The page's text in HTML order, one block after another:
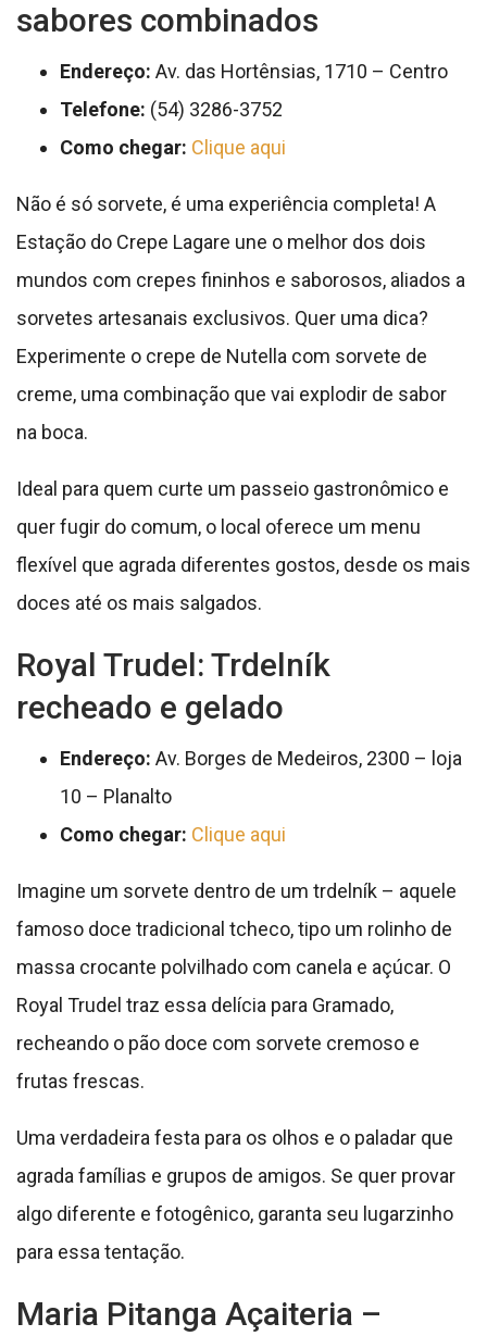
sabores combinados
Endereço: Av. das Hortênsias, 1710 – Centro
Telefone: (54) 3286-3752
Como chegar: Clique aqui
Não é só sorvete, é uma experiência completa! A
Estação do Crepe Lagare une o melhor dos dois
mundos com crepes fininhos e saborosos, aliados a
sorvetes artesanais exclusivos. Quer uma dica?
Experimente o crepe de Nutella com sorvete de
creme, uma combinação que vai explodir de sabor
na boca.
Ideal para quem curte um passeio gastronômico e
quer fugir do comum, o local oferece um menu
flexível que agrada diferentes gostos, desde os mais
doces até os mais salgados.
Royal Trudel: Trdelník
recheado e gelado
Endereço: Av. Borges de Medeiros, 2300 – loja
10 – Planalto
Como chegar: Clique aqui
Imagine um sorvete dentro de um trdelník – aquele
famoso doce tradicional tcheco, tipo um rolinho de
massa crocante polvilhado com canela e açúcar. O
Royal Trudel traz essa delícia para Gramado,
recheando o pão doce com sorvete cremoso e
frutas frescas.
Uma verdadeira festa para os olhos e o paladar que
agrada famílias e grupos de amigos. Se quer provar
algo diferente e fotogênico, garanta seu lugarzinho
para essa tentação.
Maria Pitanga Açaiteria –